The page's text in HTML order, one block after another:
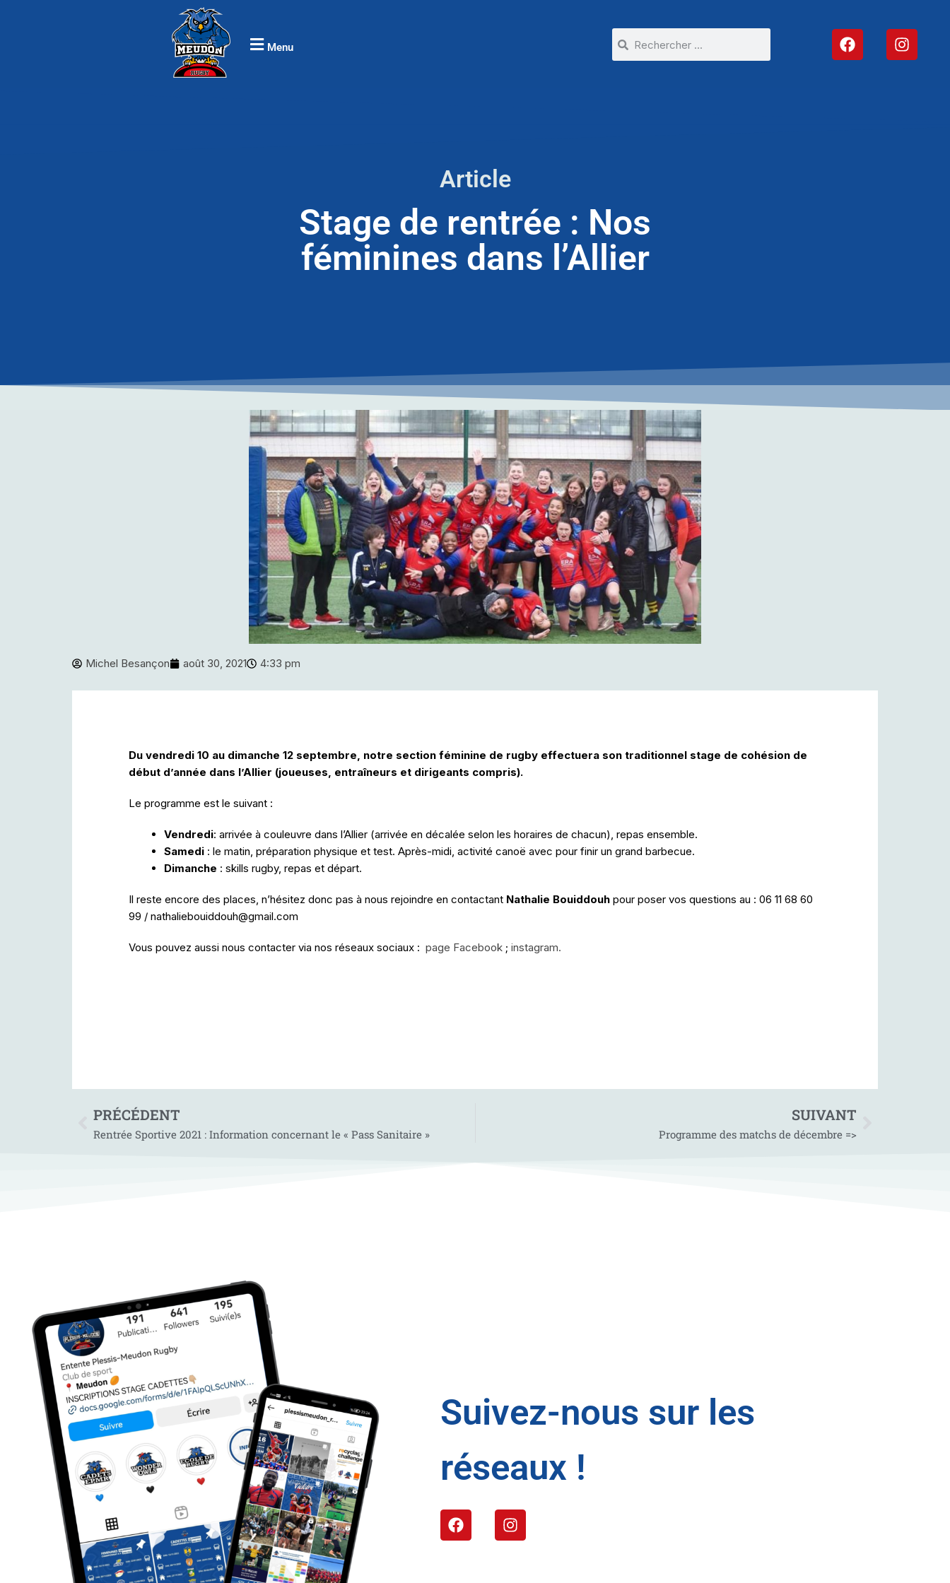
Menu
Article
Stage de rentrée : Nos
féminines dans l’Allier
Michel Besançon août 30, 2021 4:33 pm
Du vendredi 10 au dimanche 12 septembre, notre section féminine de rugby effectuera son traditionnel stage de cohésion de
début d’année dans l’Allier (joueuses, entraîneurs et dirigeants compris).
Le programme est le suivant :
Vendredi: arrivée à couleuvre dans l’Allier (arrivée en décalée selon les horaires de chacun), repas ensemble.
Samedi : le matin, préparation physique et test. Après-midi, activité canoë avec pour finir un grand barbecue.
Dimanche : skills rugby, repas et départ.
Il reste encore des places, n’hésitez donc pas à nous rejoindre en contactant Nathalie Bouiddouh pour poser vos questions au : 06 11 68 60
99 / nathaliebouiddouh@gmail.com
Vous pouvez aussi nous contacter via nos réseaux sociaux : page Facebook ; instagram.
PRÉCÉDENT
Rentrée Sportive 2021 : Information concernant le « Pass Sanitaire »
SUIVANT
Programme des matchs de décembre =>
Suivez-nous sur les
réseaux !